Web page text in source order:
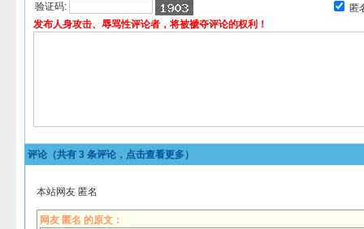
验证码:
匿
发布人身攻击、辱骂性评论者，将被褫夺评论的权利！
评论（共有 3 条评论，点击查看更多）
本站网友 匿名
网友 匿名 的原文：